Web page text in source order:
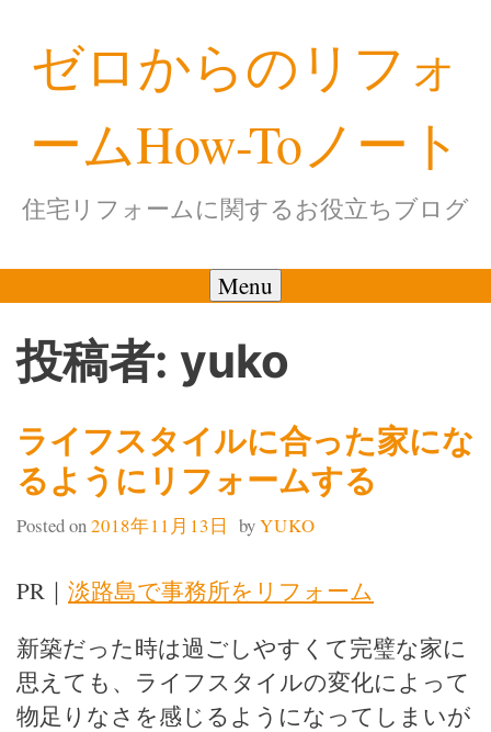
Skip
toゼロからのリフォ
ームHow-Toノート
住宅リフォームに関するお役立ちブログ
Menu
投稿者: yuko
ライフスタイルに合った家にな
るようにリフォームする
Posted on2018年11月13日 byYUKO
PR｜ 淡路島で事務所をリフォーム
新築だった時は過ごしやすくて完璧な家に
思えても、ライフスタイルの変化によって
物足りなさを感じるようになってしまいが